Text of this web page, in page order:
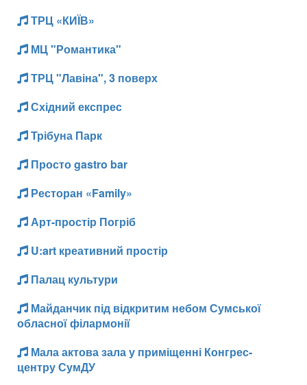
ТРЦ «КИЇВ»
МЦ "Романтика"
ТРЦ "Лавіна", 3 поверх
Східний експрес
Трібуна Парк
Просто gastro bar
Ресторан «Family»
Арт-простір Погріб
U:art креативний простір
Палац культури
Майданчик під відкритим небом Сумської
обласної філармонії
Мала актова зала у приміщенні Конгрес-
центру СумДУ